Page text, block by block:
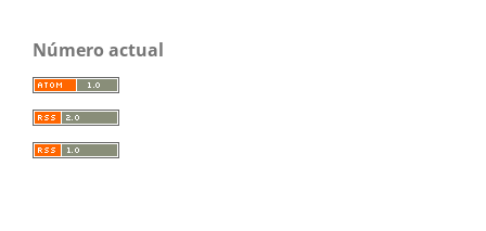
Número actual